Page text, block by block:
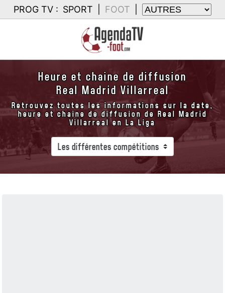
PROG TV : SPORT FOOT
Heure et chaine de diffusion
Real Madrid Villarreal
Retrouvez toutes les informations sur la date,
heure et chaine de diffusion de Real Madrid
Villarreal en La Liga